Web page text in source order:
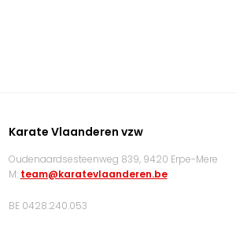
Karate Vlaanderen vzw
Oudenaardsesteenweg 839, 9420 Erpe-Mere
M: team@karatevlaanderen.be
BE 0428.240.053